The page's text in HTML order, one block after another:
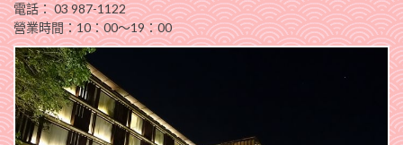
電話： 03 987-1122
營業時間：10：00～19：00